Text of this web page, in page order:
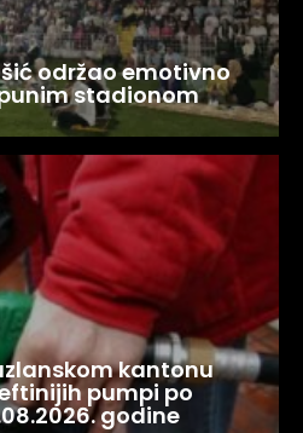
održao emotivno
stadionom
kantonu
pumpi po
godine